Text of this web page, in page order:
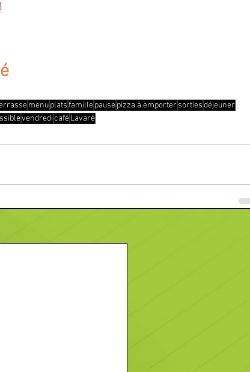
menuplatsfamillepausepizza à emporter sortiesdéjeuner
vendredicaféLavaré